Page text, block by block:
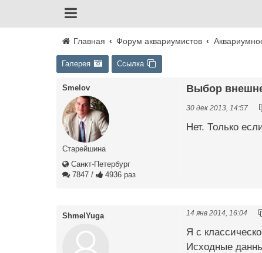
Главная Форум аквариумистов
Галерея Ссылка
Smelov
Старейшина
Санкт-Петербург
7847 / 4936 раз
Выбор
30 дек 2013, 14:57
Нет. Только
ShmelYuga 14 янв 2014, 16:04
Я с
Исходные